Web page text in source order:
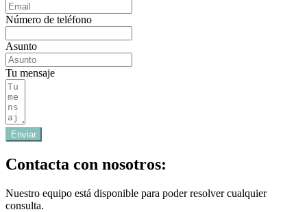
Número de teléfono
Asunto
Tu mensaje
Enviar
Contacta con nosotros:
Nuestro equipo está disponible para poder resolver cualquier
consulta.